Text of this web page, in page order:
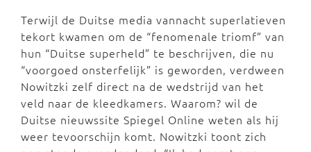
Terwijl de Duitse media vannacht superlatieven
tekort kwamen om de “fenomenale triomf” van
hun “Duitse superheld” te beschrijven, die nu
“voorgoed onsterfelijk” is geworden, verdween
Nowitzki zelf direct na de wedstrijd van het
veld naar de kleedkamers. Waarom? wil de
Duitse nieuwssite Spiegel Online weten als hij
weer tevoorschijn komt. Nowitzki toont zich